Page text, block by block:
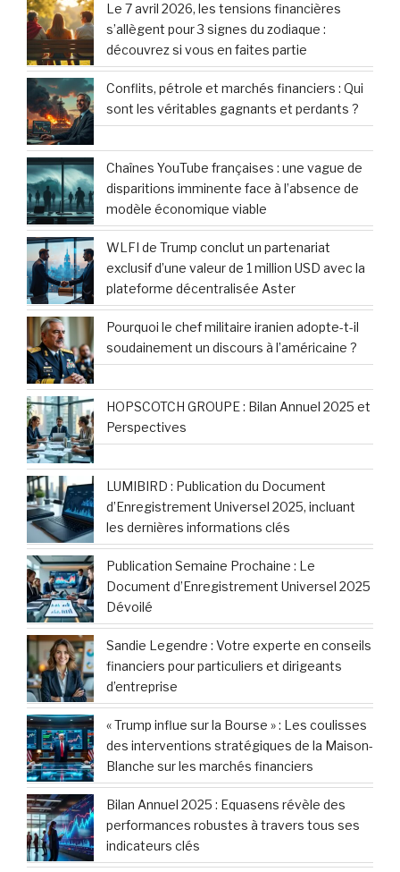
Le 7 avril 2026, les tensions financières
s’allègent pour 3 signes du zodiaque :
découvrez si vous en faites partie
Conflits, pétrole et marchés financiers : Qui
sont les véritables gagnants et perdants ?
Chaînes YouTube françaises : une vague de
disparitions imminente face à l’absence de
modèle économique viable
WLFI de Trump conclut un partenariat
exclusif d’une valeur de 1 million USD avec la
plateforme décentralisée Aster
Pourquoi le chef militaire iranien adopte-t-il
soudainement un discours à l’américaine ?
HOPSCOTCH GROUPE : Bilan Annuel 2025 et
Perspectives
LUMIBIRD : Publication du Document
d’Enregistrement Universel 2025, incluant
les dernières informations clés
Publication Semaine Prochaine : Le
Document d’Enregistrement Universel 2025
Dévoilé
Sandie Legendre : Votre experte en conseils
financiers pour particuliers et dirigeants
d’entreprise
« Trump influe sur la Bourse » : Les coulisses
des interventions stratégiques de la Maison-
Blanche sur les marchés financiers
Bilan Annuel 2025 : Equasens révèle des
performances robustes à travers tous ses
indicateurs clés